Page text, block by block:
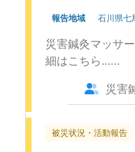
報告地域 石川県七
災害鍼灸マッサ
細はこちら……
災害
被災状況・活動報告